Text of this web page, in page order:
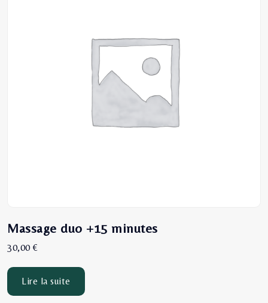
Massage duo +15 minutes
30,00€
Lire la suite